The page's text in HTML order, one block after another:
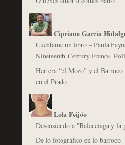
Cipriano García
Cuéntame un libro – Paula
Nineteenth-Century France.
Herrera “el Mozo” y el
en el Prado
Lola Feijóo
Descosiendo a "Balenciaga y la
De lo fotográfico en lo barroco